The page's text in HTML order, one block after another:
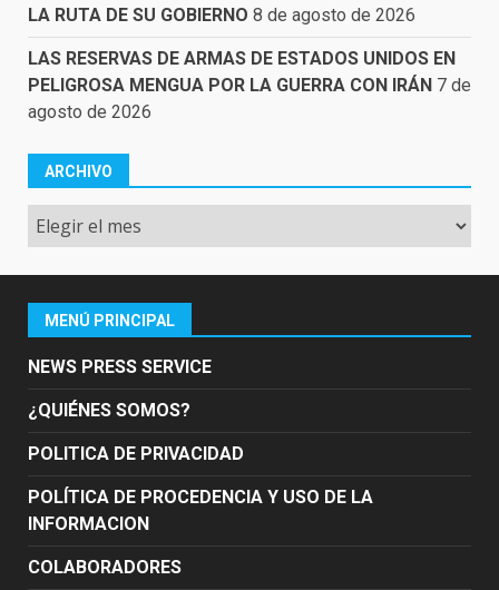
LA RUTA DE SU GOBIERNO 8 de agosto de 2026
LAS RESERVAS DE ARMAS DE ESTADOS UNIDOS EN
PELIGROSA MENGUA POR LA GUERRA CON IRÁN 7 de
agosto de 2026
ARCHIVO
Archivo
MENÚ PRINCIPAL
NEWS PRESS SERVICE
¿QUIÉNES SOMOS?
POLITICA DE PRIVACIDAD
POLÍTICA DE PROCEDENCIA Y USO DE LA
INFORMACION
COLABORADORES